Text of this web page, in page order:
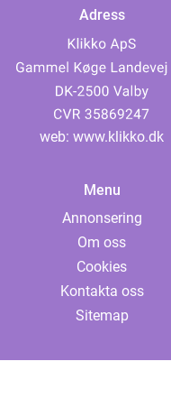
Adress
web: www.klikko.dk
Menu
Annonsering
Om oss
Cookies
Kontakta oss
Sitemap